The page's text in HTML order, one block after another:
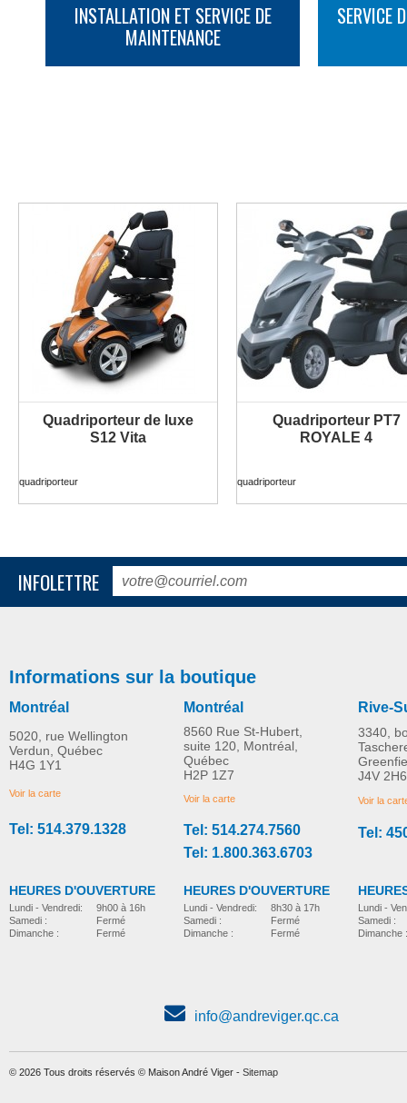
INSTALLATION ET SERVICE DE
MAINTENANCE
SERVICE
Quadriporteur de luxe
S12 Vita
PLUS D'INFORMATION
quadriporteur
Quadriporteur PT7
ROYALE 4
PLUS D'INFORMATION
quadriporteur
Quadriporteur S12 Vita
PLUS D'INFORMATION
quadriporteur
Quadriporteur S12
PLUS D'INFORMATION
quadriporteur
PLUS D'INFORMATION
INFOLETTRE
Informations sur la boutique
Montréal
5020, rue Wellington
Verdun, Québec
H4G 1Y1
Voir la carte
Tel: 514.379.1328
HEURES D'OUVERTURE
Lundi - Vendredi:
Samedi :
Dimanche :
9h00 à 16h
Fermé
Fermé
Montréal
8560 Rue St-Hubert,
suite 120, Montréal,
Québec
H2P 1Z7
Voir la carte
Tel: 514.274.7560
Tel: 1.800.363.6703
HEURES D'OUVERTURE
Lundi - Vendredi:
Samedi :
Dimanche :
8h30 à 17h
Fermé
Fermé
Rive-
3340,
J4V 2H6
Voir la
Tel:
Lundi -
Samedi :
Dimanche :
info@andreviger.qc.ca
© 2026 Tous droits réservés © Maison André Viger - Sitemap